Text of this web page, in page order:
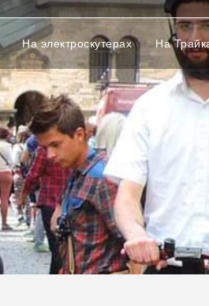
На электроскутерах На